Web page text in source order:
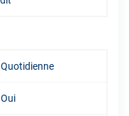
Quotidienne
Oui